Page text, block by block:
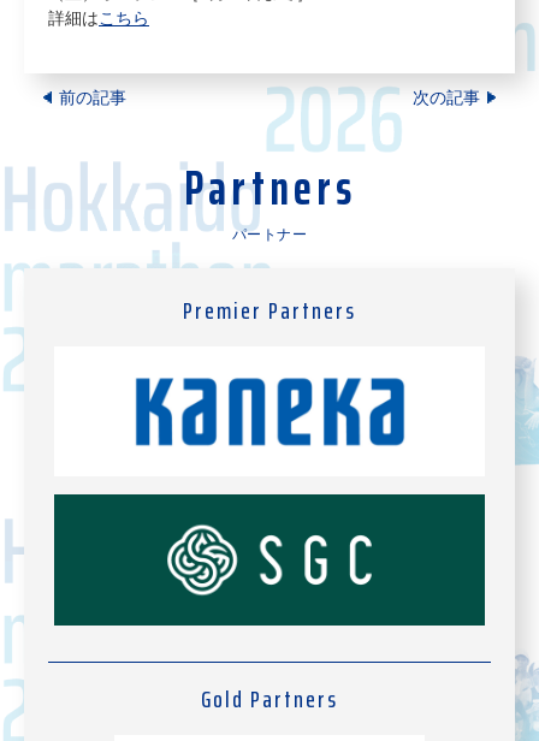
詳細はこちら
前の記事 次の記事
Partners
パートナー
Premier Partners
Gold Partners